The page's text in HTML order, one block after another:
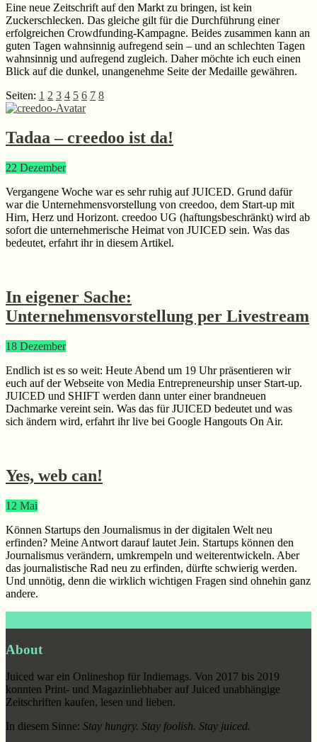
Eine neue Zeitschrift auf den Markt zu bringen, ist kein
Zuckerschlecken. Das gleiche gilt für die Durchführung einer
erfolgreichen Crowdfunding-Kampagne. Beides zusammen kann an
guten Tagen wahnsinnig aufregend sein – und an schlechten Tagen
wahnsinnig und aufregend zugleich. Daher möchte ich euch einen
Blick auf die dunkel, unangenehme Seite der Medaille gewähren.
Seiten: Seite
1 Seite
2 Seite
3 Seite
4 Seite
5 Seite
6 Seite
7 Seite
8
Tadaa – creedoo ist da!
22 Dezember
Vergangene Woche war es sehr ruhig auf JUICED. Grund dafür
war die Unternehmensvorstellung von creedoo, dem Start-up mit
Hirn, Herz und Horizont. creedoo UG (haftungsbeschränkt) wird ab
sofort die unternehmerische Heimat von JUICED sein. Was das
bedeutet, erfahrt ihr in diesem Artikel.
In eigener Sache:
Unternehmensvorstellung per Livestream
18 Dezember
Endlich ist es so weit: Heute Abend um 19 Uhr präsentieren wir
euch auf der Webseite von Media Entrepreneurship unser Start-up.
JUICED und SHIFT werden dann unter einer brandneuen
Dachmarke vereint sein. Was das für JUICED bedeutet und was
sich ändern wird, erfahrt ihr live bei Google Hangouts On Air.
Yes, web can!
12 Mai
Können Startups den Journalismus in der digitalen Welt neu
erfinden? Meine Antwort darauf lautet Jein. Startups können den
Journalismus verändern, umkrempeln und weiterentwickeln. Aber
das journalistische Rad neu zu erfinden, dürfte schwierig werden.
Und unnötig, denn die wirklich wichtigen Fragen sind ohnehin ganz
andere.
About
Juiced war ein Onlineshop für Indiemags. Von 2017 bis 2019
konnten Print- und Magazinliebhaber auf Juiced unabhängige
Zeitschriften kaufen, lesen und lieben.
In diesem Sinne: Stay hungry. Stay foolish. Stay juiced.